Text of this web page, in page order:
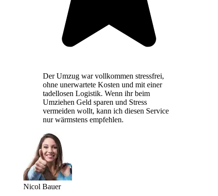
Der Umzug war vollkommen stressfrei,
ohne unerwartete Kosten und mit einer
tadellosen Logistik. Wenn ihr beim
Umziehen Geld sparen und Stress
vermeiden wollt, kann ich diesen Service
nur wärmstens empfehlen.
Nicol Bauer